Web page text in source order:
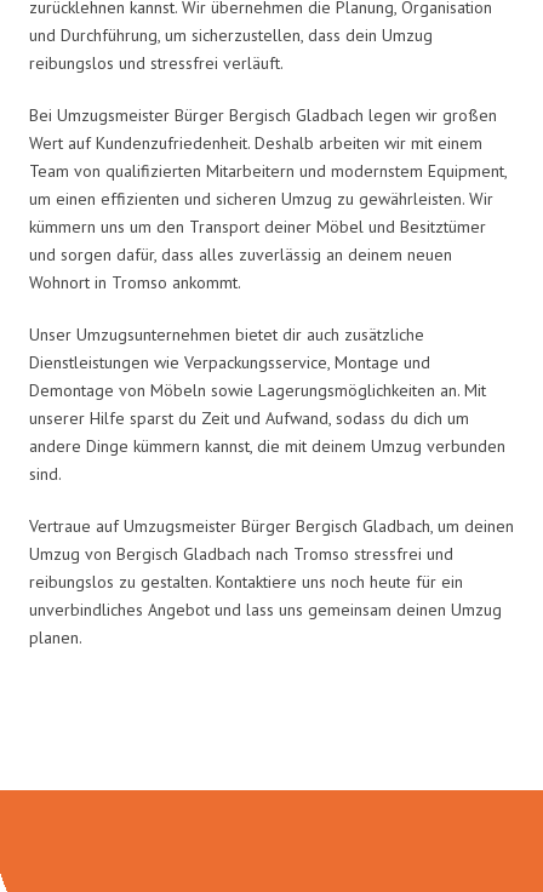
zurücklehnen kannst. Wir übernehmen die Planung, Organisation
und Durchführung, um sicherzustellen, dass dein Umzug
reibungslos und stressfrei verläuft.
Bei Umzugsmeister Bürger Bergisch Gladbach legen wir großen
Wert auf Kundenzufriedenheit. Deshalb arbeiten wir mit einem
Team von qualifizierten Mitarbeitern und modernstem Equipment,
um einen effizienten und sicheren Umzug zu gewährleisten. Wir
kümmern uns um den Transport deiner Möbel und Besitztümer
und sorgen dafür, dass alles zuverlässig an deinem neuen
Wohnort in Tromso ankommt.
Unser Umzugsunternehmen bietet dir auch zusätzliche
Dienstleistungen wie Verpackungsservice, Montage und
Demontage von Möbeln sowie Lagerungsmöglichkeiten an. Mit
unserer Hilfe sparst du Zeit und Aufwand, sodass du dich um
andere Dinge kümmern kannst, die mit deinem Umzug verbunden
sind.
Vertraue auf Umzugsmeister Bürger Bergisch Gladbach, um deinen
Umzug von Bergisch Gladbach nach Tromso stressfrei und
reibungslos zu gestalten. Kontaktiere uns noch heute für ein
unverbindliches Angebot und lass uns gemeinsam deinen Umzug
planen.